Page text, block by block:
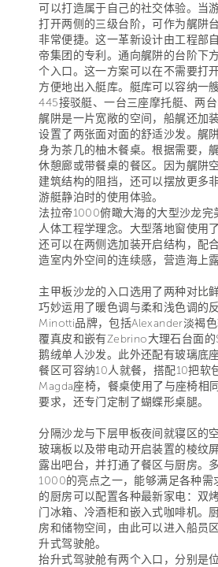
可以打造属于自己的社交体验。当
打开两侧的三级台阶，可作为艉阱
非常便捷。这一革新设计由工程部
帝集团的专利。通向艉阱的台阶下
个入口。这一方案可以在不需要打
方便地出入艇库。艇库可以容纳一
445接驳艇、一台三座摩托艇、两台
艉阱是一片宽敞的空间，船艉还加
设置了两张面对面的舒适沙发。艉
身为茶几的柚木餐桌。根据需要，
休憩廊或带餐桌的餐区。因为艉阱
建筑结构的阻挡，还可以摆放更多
游艇静泊时的使用体验。
法拉帝1000俯瞰大海的大型沙龙完
人体工程学理念。大型落地窗使用
还可以在两侧选加装开启结构，配
造室内外空间的连续感，营造海上露
主甲板沙龙的入口选用了两种对比
巧妙运用了暖色调与柔和浅色调的
Minotti品牌，包括Alexander淡褐
覆真皮和嵌有Zebrino大理石台面的
鹅绒单人沙发。此外还配有玻璃底
餐区可容纳10人就餐，搭配10把软
Magda座椅，餐桌使用了与座椅相
要求，还专门定制了蝴蝶形桌腿。
分隔沙龙与下层甲板夜间就寝区的
玻璃板以及带电动开启装置的棱纹
露出吧台，并打通了餐区与厨房。
1000的亮点之一，能够满足各种需
的厨房可以配置各种最新家电：双
门冰箱、冷酒柜和嵌入式咖啡机。
房和储物空间，由此可以进入船员
升式驾驶舱。
抬升式驾驶舱有两个入口，分别是